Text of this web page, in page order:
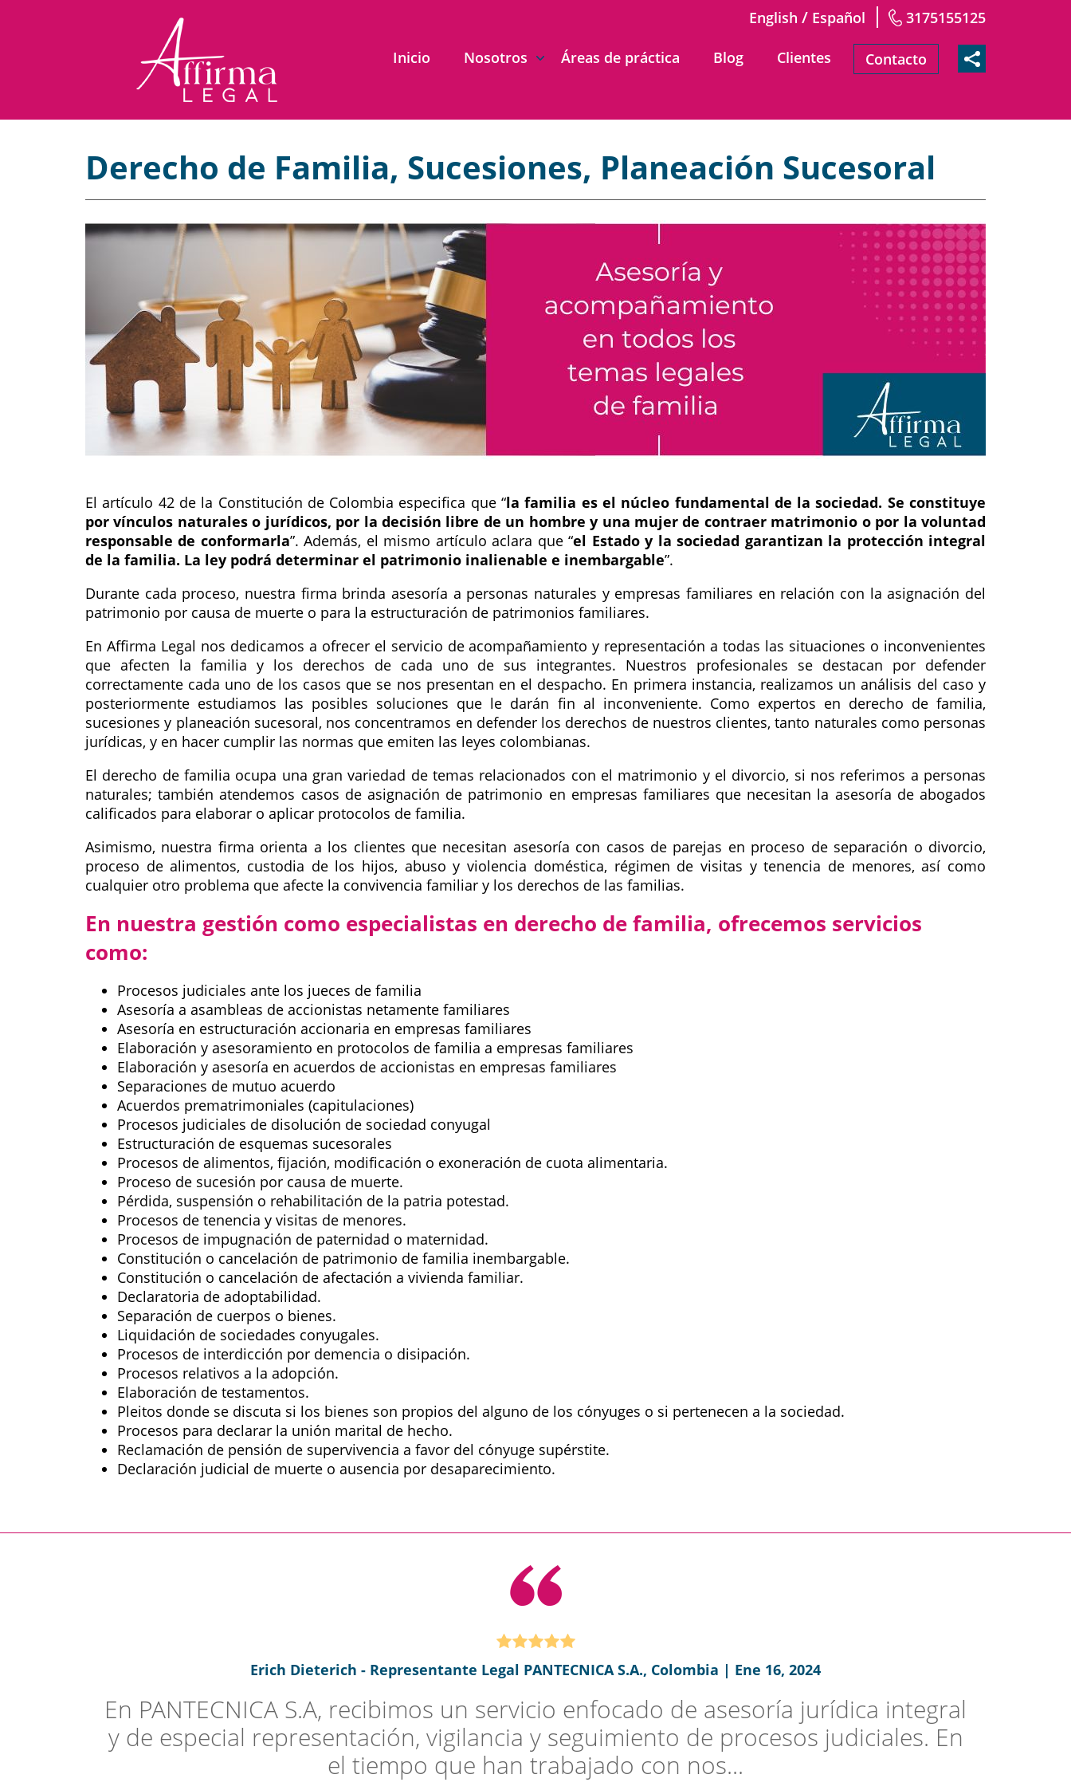
English / Español 3175155125
Inicio Nosotros Áreas de práctica Blog Clientes Contacto
Derecho de Familia, Sucesiones, Planeación Sucesoral
El artículo 42 de la Constitución de Colombia especifica que la familia es el núcleo fundamental de la sociedad. Se constituye
por vínculos naturales o jurídicos, por la decisión libre de un hombre y una mujer de contraer matrimonio o por la voluntad
responsable de conformarla . Además, el mismo artículo aclara que el Estado y la sociedad garantizan la protección integral
de la familia. La ley podrá determinar el patrimonio inalienable e inembargable .
Durante cada proceso, nuestra firma brinda asesoría a personas naturales y empresas familiares en relación con la asignación del
patrimonio por causa de muerte o para la estructuración de patrimonios familiares.
En Affirma Legal nos dedicamos a ofrecer el servicio de acompañamiento y representación a todas las situaciones o inconvenientes
que afecten la familia y los derechos de cada uno de sus integrantes. Nuestros profesionales se destacan por defender
correctamente cada uno de los casos que se nos presentan en el despacho. En primera instancia, realizamos un análisis del caso y
posteriormente estudiamos las posibles soluciones que le darán fin al inconveniente. Como expertos en derecho de familia,
sucesiones y planeación sucesoral, nos concentramos en defender los derechos de nuestros clientes, tanto naturales como personas
jurídicas, y en hacer cumplir las normas que emiten las leyes colombianas.
El derecho de familia ocupa una gran variedad de temas relacionados con el matrimonio y el divorcio, si nos referimos a personas
naturales; también atendemos casos de asignación de patrimonio en empresas familiares que necesitan la asesoría de abogados
calificados para elaborar o aplicar protocolos de familia.
Asimismo, nuestra firma orienta a los clientes que necesitan asesoría con casos de parejas en proceso de separación o divorcio,
proceso de alimentos, custodia de los hijos, abuso y violencia doméstica, régimen de visitas y tenencia de menores, así como
cualquier otro problema que afecte la convivencia familiar y los derechos de las familias.
En nuestra gestión como especialistas en derecho de familia, ofrecemos servicios
como:
Procesos judiciales ante los jueces de familia
Asesoría a asambleas de accionistas netamente familiares
Asesoría en estructuración accionaria en empresas familiares
Elaboración y asesoramiento en protocolos de familia a empresas familiares
Elaboración y asesoría en acuerdos de accionistas en empresas familiares
Separaciones de mutuo acuerdo
Acuerdos prematrimoniales (capitulaciones)
Procesos judiciales de disolución de sociedad conyugal
Estructuración de esquemas sucesorales
Procesos de alimentos, fijación, modificación o exoneración de cuota alimentaria.
Proceso de sucesión por causa de muerte.
Pérdida, suspensión o rehabilitación de la patria potestad.
Procesos de tenencia y visitas de menores.
Procesos de impugnación de paternidad o maternidad.
Constitución o cancelación de patrimonio de familia inembargable.
Constitución o cancelación de afectación a vivienda familiar.
Declaratoria de adoptabilidad.
Separación de cuerpos o bienes.
Liquidación de sociedades conyugales.
Procesos de interdicción por demencia o disipación.
Procesos relativos a la adopción.
Elaboración de testamentos.
Pleitos donde se discuta si los bienes son propios del alguno de los cónyuges o si pertenecen a la sociedad.
Procesos para declarar la unión marital de hecho.
Reclamación de pensión de supervivencia a favor del cónyuge supérstite.
Declaración judicial de muerte o ausencia por desaparecimiento.
Erich Dieterich - Representante Legal PANTECNICA S.A., Colombia | Ene 16, 2024
En PANTECNICA S.A, recibimos un servicio enfocado de asesoría jurídica integral
y de especial representación, vigilancia y seguimiento de procesos judiciales. En
el tiempo que han trabajado con nos...